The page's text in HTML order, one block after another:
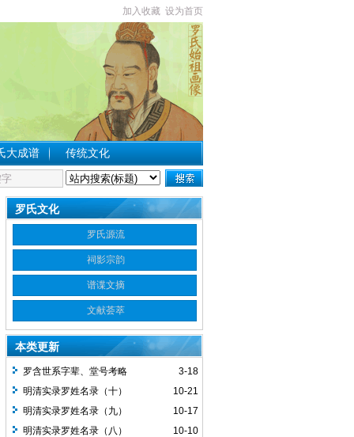
加入收藏 设为首页
大成谱 传统文化
罗氏文化
罗氏源流
祠影宗韵
谱谍文摘
文献荟萃
本类更新
3-18
罗含世系字辈、堂号考略
10-21
明清实录罗姓名录（十）
10-17
明清实录罗姓名录（九）
10-10
明清实录罗姓名录（八）